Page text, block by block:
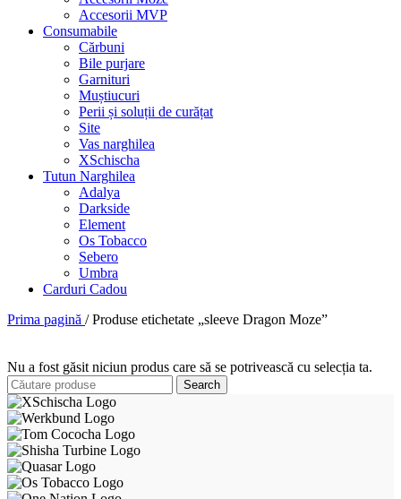
Accesorii MVP
Consumabile
Cărbuni
Bile purjare
Garnituri
Muștiucuri
Perii și soluții de curățat
Site
Vas narghilea
XSchischa
Tutun Narghilea
Adalya
Darkside
Element
Os Tobacco
Sebero
Umbra
Carduri Cadou
Prima pagină / Produse etichetate „sleeve Dragon Moze”
Nu a fost găsit niciun produs care să se potrivească cu selecția ta.
Search